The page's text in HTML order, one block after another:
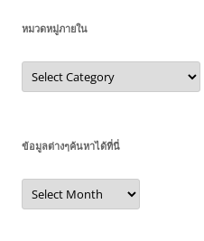
หมวดหมู่ภายใน
หมวด
หมู่
ภายใน
ข้อมูลต่างๆค้นหาได้ที่นี่
ข้อมูล
ต่างๆ
ค้นหา